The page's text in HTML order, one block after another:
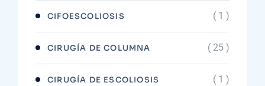
CIFOESCOLIOSIS ( 1 )
CIRUGÍA DE COLUMNA ( 25 )
CIRUGÍA DE ESCOLIOSIS ( 1 )